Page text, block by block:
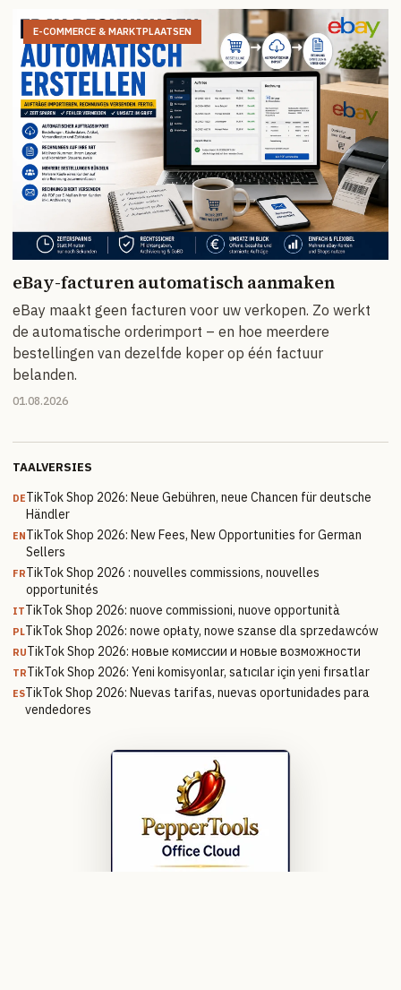
E-COMMERCE & MARKTPLAATSEN
eBay-facturen automatisch aanmaken
eBay maakt geen facturen voor uw verkopen. Zo werkt
de automatische orderimport – en hoe meerdere
bestellingen van dezelfde koper op één factuur
belanden.
01.08.2026
TAALVERSIES
DETikTok Shop 2026: Neue Gebühren, neue Chancen für deutsche
Händler
ENTikTok Shop 2026: New Fees, New Opportunities for German
Sellers
FRTikTok Shop 2026 : nouvelles commissions, nouvelles
opportunités
ITTikTok Shop 2026: nuove commissioni, nuove opportunità
PLTikTok Shop 2026: nowe opłaty, nowe szanse dla sprzedawców
RUTikTok Shop 2026: новые комиссии и новые возможности
TRTikTok Shop 2026: Yeni komisyonlar, satıcılar için yeni fırsatlar
ESTikTok Shop 2026: Nuevas tarifas, nuevas oportunidades para
vendedores